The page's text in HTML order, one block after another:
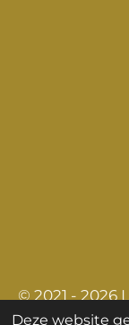
Deze website
© 2021 - 2026